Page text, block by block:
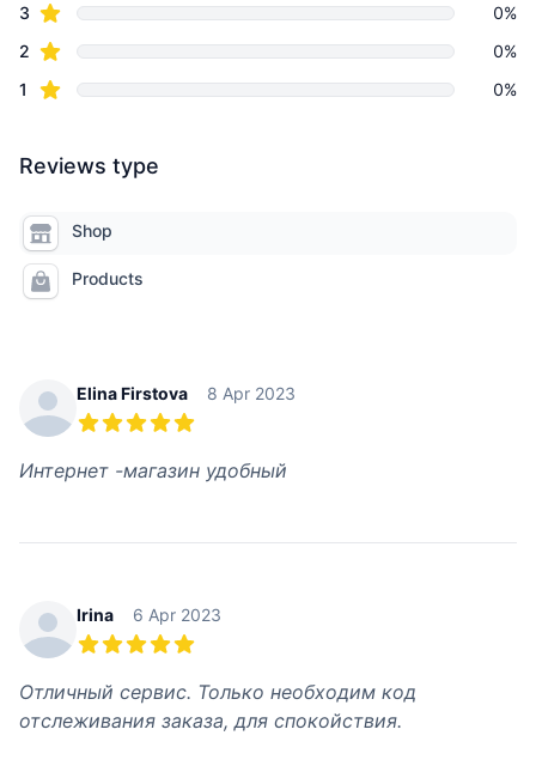
3 star reviews
0%
2 star reviews
0%
1 star reviews 0%
Reviews type
Shop
Products
Recent reviews
Elina Firstova 8 Apr 2023
Интернет -магазин удобный
Irina 6 Apr 2023
Отличный сервис. Только необходим код
отслеживания заказа, для спокойствия.